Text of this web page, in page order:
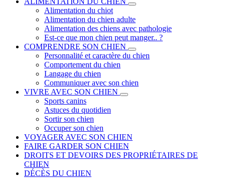
Alimentation du chiot
Alimentation du chien adulte
Alimentation des chiens avec pathologie
Est-ce que mon chien peut manger.. ?
COMPRENDRE SON CHIEN
Personnalité et caractère du chien
Comportement du chien
Langage du chien
Communiquer avec son chien
VIVRE AVEC SON CHIEN
Sports canins
Astuces du quotidien
Sortir son chien
Occuper son chien
VOYAGER AVEC SON CHIEN
FAIRE GARDER SON CHIEN
DROITS ET DEVOIRS DES PROPRIÉTAIRES DE
CHIEN
DÉCÈS DU CHIEN